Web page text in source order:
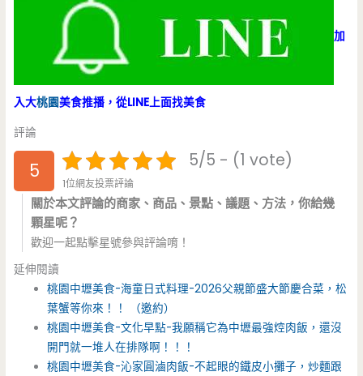
加
入大桃園美食推播，從LINE上面找美食
評論
5 5/5 - (1 vote)
1位網友投票評論
關於本文評論的商家、商品、景點、議題、方法，你給幾
顆星呢？
歡迎一起點擊星號參與評論唷！
延伸閱讀
桃園中壢美食-海童日式料理-2026父親節盛大節慶合菜，松
葉蟹等你來！！ （邀約）
桃園中壢美食-文化早點-我願稱它為中壢最強焢肉飯，還沒
開門就一堆人在排隊啊！！！
桃園中壢美食-沁家圓滷肉飯-不起眼的鐵皮小攤子，炒麵跟